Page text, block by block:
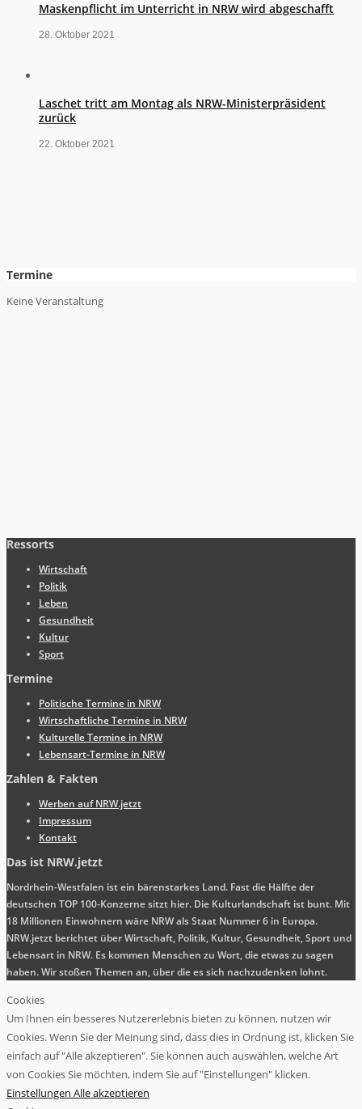
Maskenpflicht im Unterricht in NRW wird abgeschafft
28. Oktober 2021
Laschet tritt am Montag als NRW-Ministerpräsident
zurück
22. Oktober 2021
Termine
Keine Veranstaltung
Ressorts
Wirtschaft
Politik
Leben
Gesundheit
Kultur
Sport
Termine
Politische Termine in NRW
Wirtschaftliche Termine in NRW
Kulturelle Termine in NRW
Lebensart-Termine in NRW
Zahlen & Fakten
Werben auf NRW.jetzt
Impressum
Kontakt
Das ist NRW.jetzt
Nordrhein-Westfalen ist ein bärenstarkes Land. Fast die Hälfte der
deutschen TOP 100-Konzerne sitzt hier. Die Kulturlandschaft ist bunt. Mit
18 Millionen Einwohnern wäre NRW als Staat Nummer 6 in Europa.
NRW.jetzt berichtet über Wirtschaft, Politik, Kultur, Gesundheit, Sport und
Lebensart in NRW. Es kommen Menschen zu Wort, die etwas zu sagen
haben. Wir stoßen Themen an, über die es sich nachzudenken lohnt.
Cookies
Um Ihnen ein besseres Nutzererlebnis bieten zu können, nutzen wir
Cookies. Wenn Sie der Meinung sind, dass dies in Ordnung ist, klicken Sie
einfach auf "Alle akzeptieren". Sie können auch auswählen, welche Art
von Cookies Sie möchten, indem Sie auf "Einstellungen" klicken.
Einstellungen Alle akzeptieren